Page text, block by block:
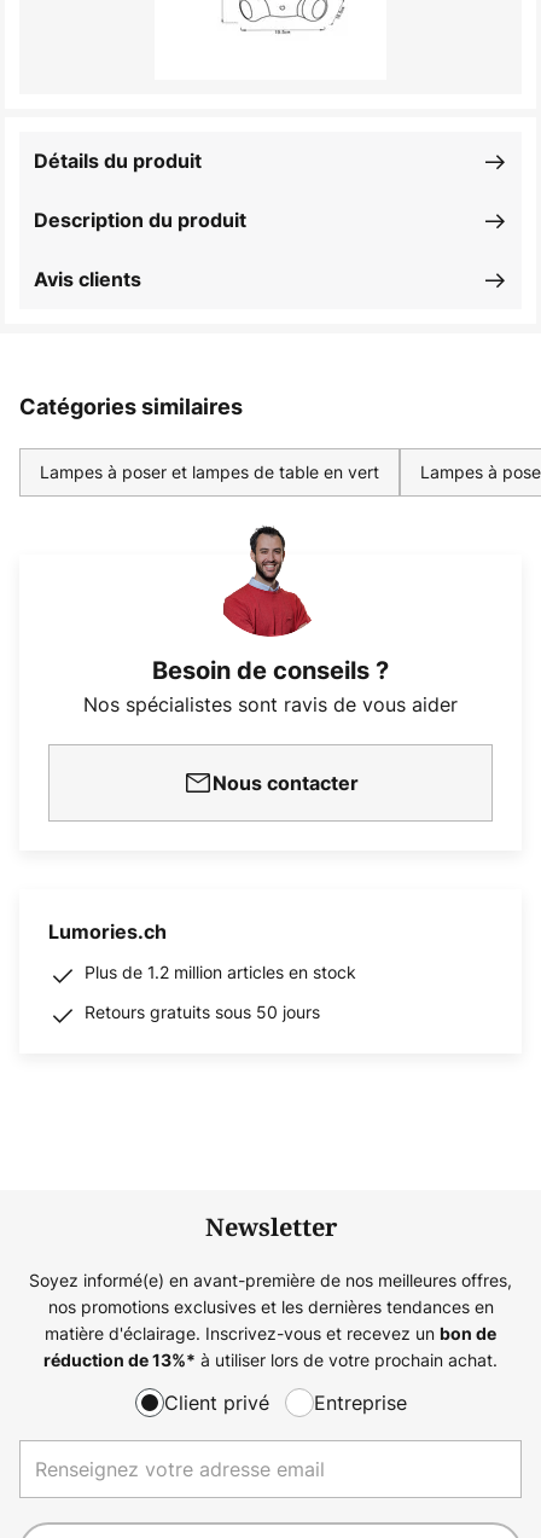
Description du produit
Détails du produit
Avis clients
Catégories similaires
Lampes à poser et lampes de table en vert Lampes à
Besoin de conseils ?
Nos spécialistes sont ravis de vous aider
Nous contacter
Lumories.ch
Plus de 1.2 million articles en stock
Retours gratuits sous 50 jours
Newsletter
Soyez informé(e) en avant-première de nos meilleures offres,
nos promotions exclusives et les dernières tendances en
matière d'éclairage. Inscrivez-vous et recevez un bon de
réduction de13%* à utiliser lors de votre prochain achat.
Client privé Entreprise